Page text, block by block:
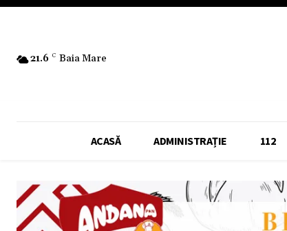
21.6 C Baia Mare
ACASĂ ADMINISTRAȚIE 112